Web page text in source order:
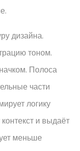
дизайна.
тоном.
Полоса
части
логику
и выдаёт
меньше